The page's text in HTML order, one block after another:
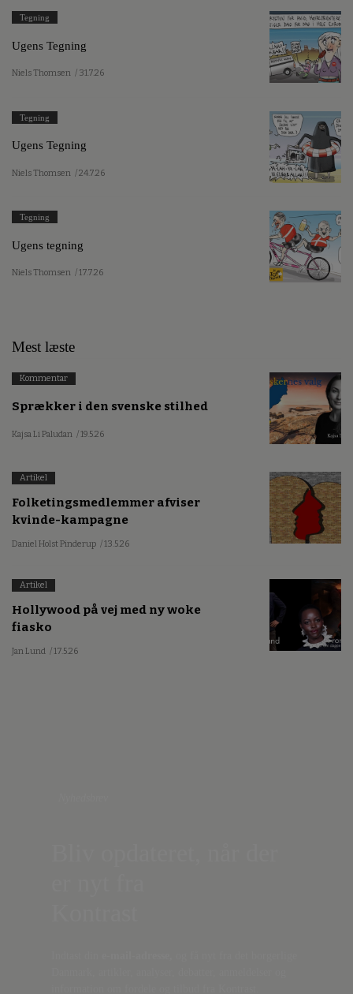
Tegning
Ugens Tegning
Niels Thomsen / 31.7.26
Tegning
Ugens Tegning
Niels Thomsen / 24.7.26
Tegning
Ugens tegning
Niels Thomsen / 17.7.26
Mest læste
Kommentar
Sprækker i den svenske stilhed
Kajsa Li Paludan / 19.5.26
Artikel
Folketingsmedlemmer afviser
kvinde-kampagne
Daniel Holst Pinderup / 13.5.26
Artikel
Hollywood på vej med ny woke
fiasko
Jan Lund / 17.5.26